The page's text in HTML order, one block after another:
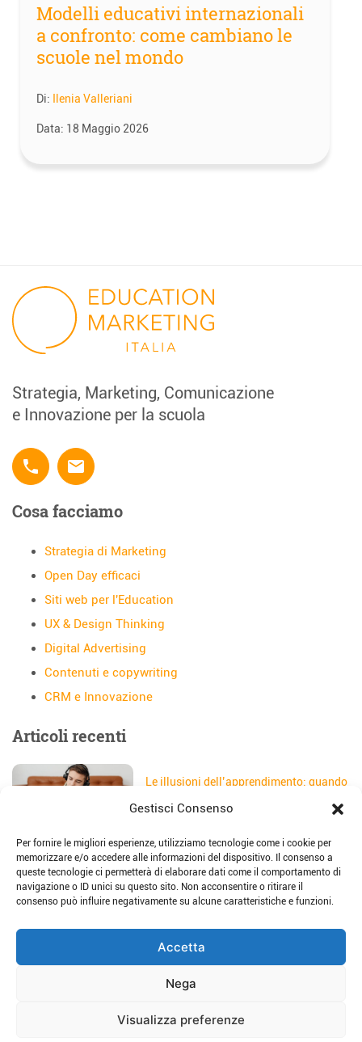
Gestisci Consenso
Per fornire le migliori esperienze, utilizziamo tecnologie come i cookie per
memorizzare e/o accedere alle informazioni del dispositivo. Il consenso a
queste tecnologie ci permetterà di elaborare dati come il comportamento di
navigazione o ID unici su questo sito. Non acconsentire o ritirare il
consenso può influire negativamente su alcune caratteristiche e funzioni.
Accetta
Nega
Visualizza preferenze
Modelli educativi internazionali
a confronto: come cambiano le
scuole nel mondo
Di: Ilenia Valleriani
Data: 18 Maggio 2026
Strategia, Marketing, Comunicazione
e Innovazione per la scuola
phone email
Cosa facciamo
Strategia di Marketing
Open Day efficaci
Siti web per l'Education
UX & Design Thinking
Digital Advertising
Contenuti e copywriting
CRM e Innovazione
Articoli recenti
Le illusioni dell’apprendimento: quando
Data:5 Agosto 2026
Il sito web della scuola: come
trasformarlo in uno strumento di
storytelling e comunicazione
Data:28 Luglio 2026
Place-based education: dalla teoria alla
pratica per imparare sul territorio
Data:23 Luglio 2026